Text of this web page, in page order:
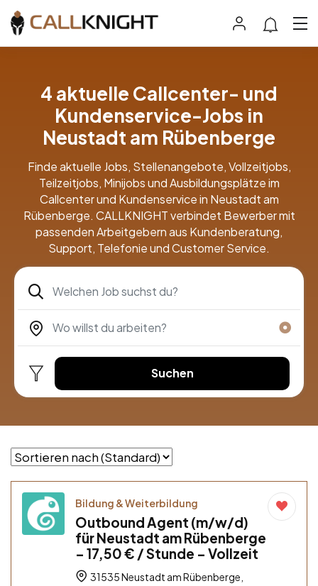
4 aktuelle Callcenter- und
Kundenservice-Jobs in
Neustadt am Rübenberge
Finde aktuelle Jobs, Stellenangebote, Vollzeitjobs,
Teilzeitjobs, Minijobs und Ausbildungsplätze im
Callcenter und Kundenservice in Neustadt am
Rübenberge. CALLKNIGHT verbindet Bewerber mit
passenden Arbeitgebern aus Kundenberatung,
Support, Telefonie und Customer Service.
Suchen
Bildung & Weiterbildung
Outbound Agent (m/w/d)
für Neustadt am Rübenberge
– 17,50 € / Stunde – Vollzeit
31535 Neustadt am Rübenberge,